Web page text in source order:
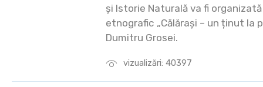
vizualizări: 40397
și Istorie Naturală va fi
etnografic „Călărași – un ținut la
Dumitru Grosei.